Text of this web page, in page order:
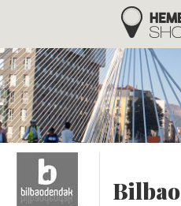
Skip to main content
Hemengo Shopping
Bilbao